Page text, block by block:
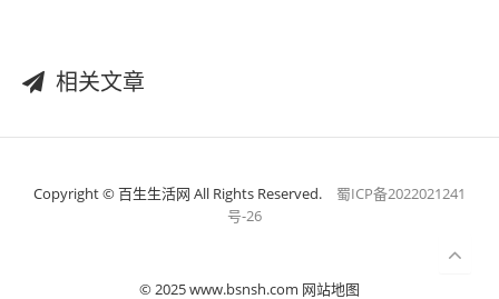
相关文章
Copyright © 百生生活网 All Rights Reserved.
蜀ICP备2022021241
号-26
© 2025 www.bsnsh.com 网站地图